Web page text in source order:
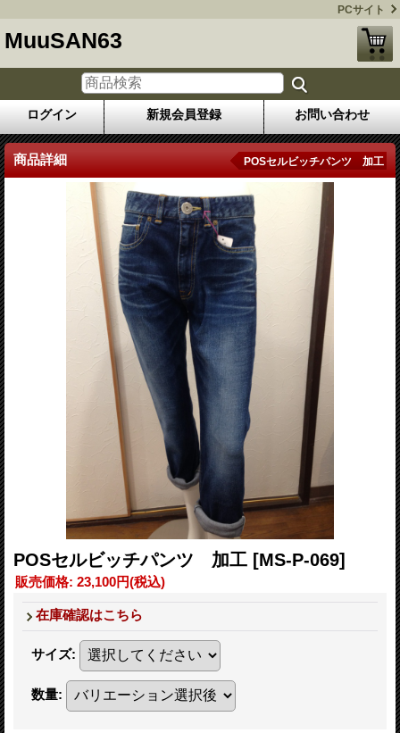
PCサイト
MuuSAN63
ログイン 新規会員登録 お問い合わせ
商品詳細 POSセルビッチパンツ 加工
POSセルビッチパンツ 加工 [MS-P-069]
販売価格: 23,100円(税込)
在庫確認はこちら
サイズ:
数量: